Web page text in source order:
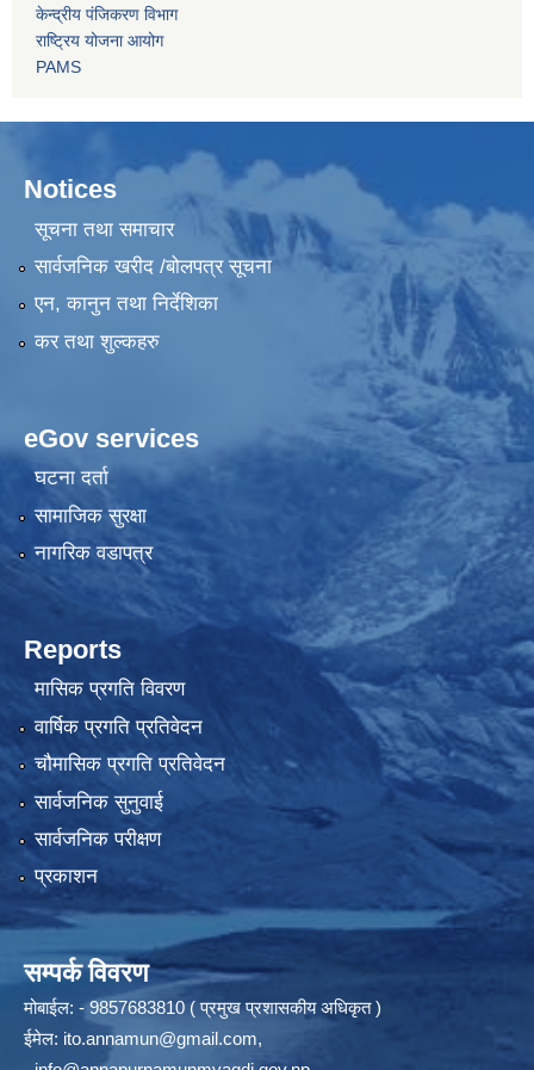
केन्द्रीय पंजिकरण विभाग
राष्ट्रिय योजना आयोग
PAMS
Notices
सूचना तथा समाचार
सार्वजनिक खरीद /बोलपत्र सूचना
एन, कानुन तथा निर्देशिका
कर तथा शुल्कहरु
eGov services
घटना दर्ता
सामाजिक सुरक्षा
नागरिक वडापत्र
Reports
मासिक प्रगति विवरण
वार्षिक प्रगति प्रतिवेदन
चौमासिक प्रगति प्रतिवेदन
सार्वजनिक सुनुवाई
सार्वजनिक परीक्षण
प्रकाशन
सम्पर्क विवरण
मोबाईल: - 9857683810 ( प्रमुख प्रशासकीय अधिकृत )
ईमेल: ito.annamun@gmail.com,